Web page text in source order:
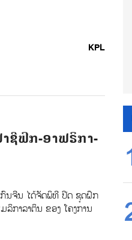
KPL
ຊີຟິກ-ອາຟຣິກາ-
ນຈີນ ໄດ້ຈັດພິທີ ປີດ ຊຸດຝຶກ
ລິກາລາຕິນ ຂອງ ໂຄງການ